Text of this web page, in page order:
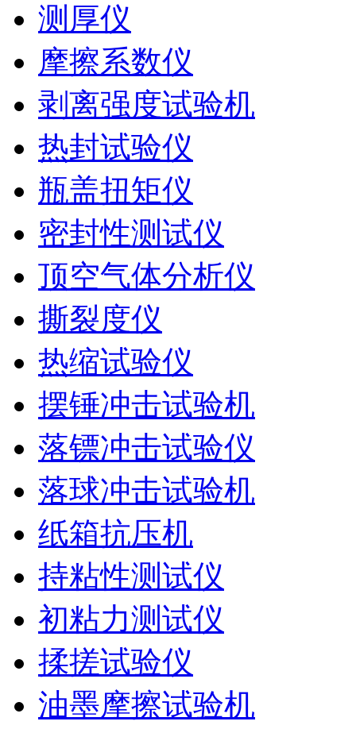
测厚仪
摩擦系数仪
剥离强度试验机
热封试验仪
瓶盖扭矩仪
密封性测试仪
顶空气体分析仪
撕裂度仪
热缩试验仪
摆锤冲击试验机
落镖冲击试验仪
落球冲击试验机
纸箱抗压机
持粘性测试仪
初粘力测试仪
揉搓试验仪
油墨摩擦试验机